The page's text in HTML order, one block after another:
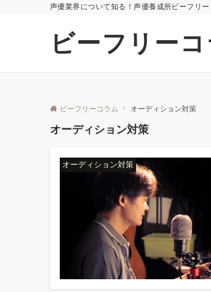
声優業界について知る！声優養成所ビーフリー
ビーフリー
ビーフリーコラム オーディション対策
オーディション対策
オーディション対策